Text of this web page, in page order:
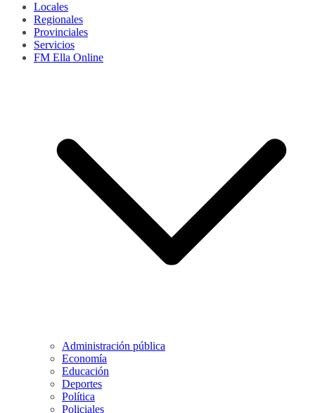
Locales
Regionales
Provinciales
Servicios
FM Ella Online
Administración pública
Economía
Educación
Deportes
Política
Policiales